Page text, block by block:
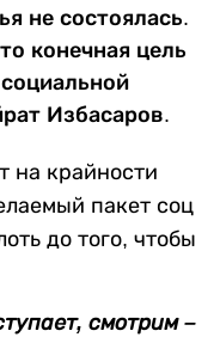
не состоялась.
конечная цель
Избасаров.
на крайности
пакет соц
до того, чтобы
смотрим –